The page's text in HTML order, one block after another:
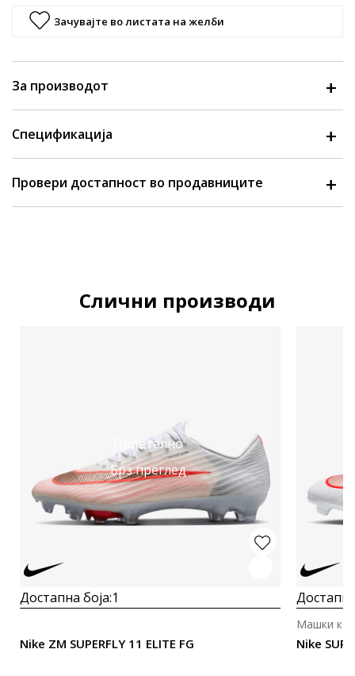
Зачувајте во листата на желби
За производот
Спецификација
Провери достапност во продавниците
Слични производи
Подетално
Брз преглед
Достапна боја:1
Nike ZM SUPERFLY 11 ELITE FG Nike
Машки